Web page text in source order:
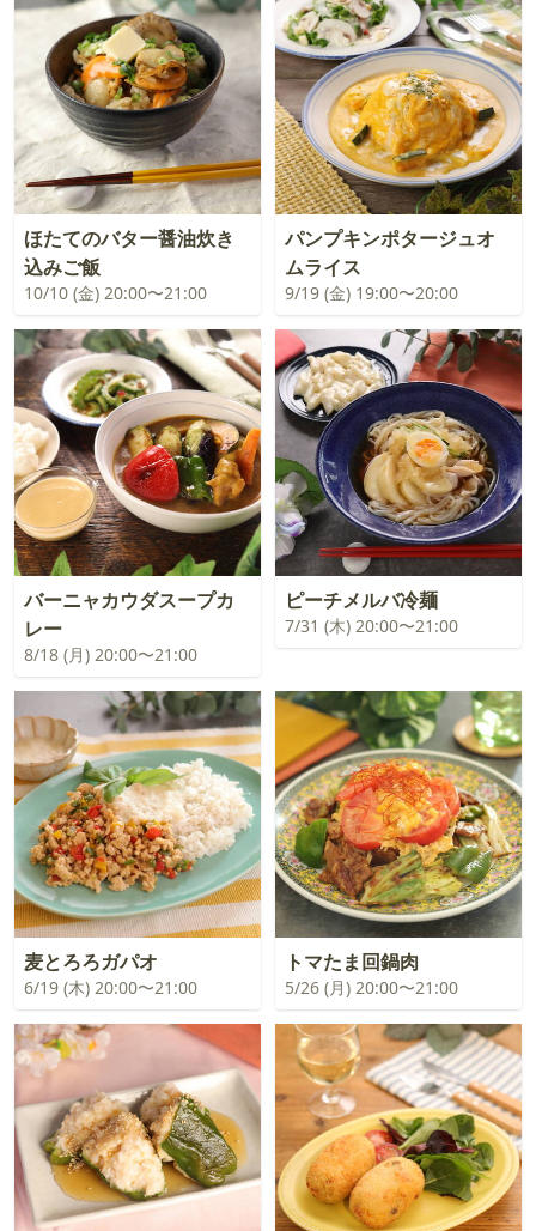
ほたてのバター醤油炊き
込みご飯
10/10 (金) 20:00〜21:00
パンプキンポタージュオ
ムライス
9/19 (金) 19:00〜20:00
バーニャカウダスープカ
レー
8/18 (月) 20:00〜21:00
ピーチメルバ冷麺
7/31 (木) 20:00〜21:00
麦とろろガパオ
6/19 (木) 20:00〜21:00
トマたま回鍋肉
5/26 (月) 20:00〜21:00